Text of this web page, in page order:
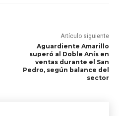
Artículo siguiente
Aguardiente Amarillo
superó al Doble Anís en
ventas durante el San
Pedro, según balance del
sector